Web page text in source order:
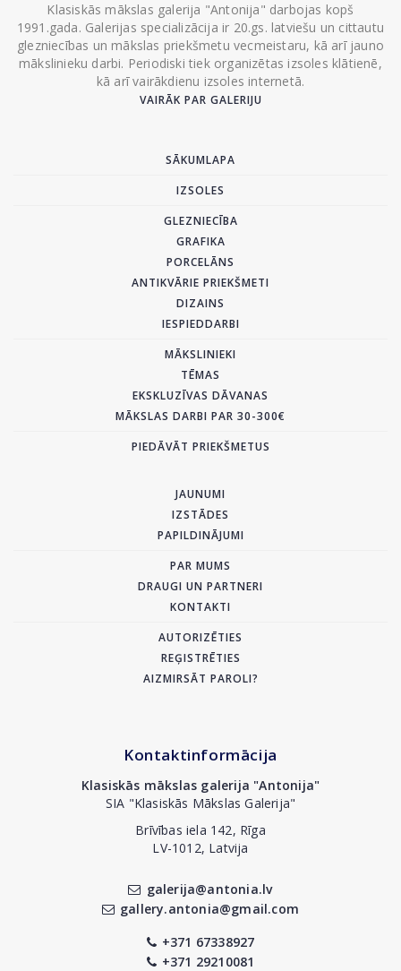
Klasiskās mākslas galerija "Antonija" darbojas kopš
1991.gada. Galerijas specializācija ir 20.gs. latviešu un cittautu
glezniecības un mākslas priekšmetu vecmeistaru, kā arī jauno
mākslinieku darbi. Periodiski tiek organizētas izsoles klātienē,
kā arī vairākdienu izsoles internetā.
VAIRĀK PAR GALERIJU
SĀKUMLAPA
IZSOLES
GLEZNIECĪBA
GRAFIKA
PORCELĀNS
ANTIKVĀRIE PRIEKŠMETI
DIZAINS
IESPIEDDARBI
MĀKSLINIEKI
TĒMAS
EKSKLUZĪVAS DĀVANAS
MĀKSLAS DARBI PAR 30-300€
PIEDĀVĀT PRIEKŠMETUS
JAUNUMI
IZSTĀDES
PAPILDINĀJUMI
PAR MUMS
DRAUGI UN PARTNERI
KONTAKTI
AUTORIZĒTIES
REĢISTRĒTIES
AIZMIRSĀT PAROLI?
Kontaktinformācija
Klasiskās mākslas galerija "Antonija"
SIA "Klasiskās Mākslas Galerija"
Brīvības iela 142, Rīga
LV-1012, Latvija
galerija@antonia.lv
gallery.antonia@gmail.com
+371 67338927
+371 29210081